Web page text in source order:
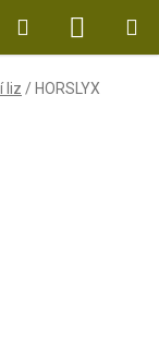
Hledat
KOŠÍK
liz / HORSLYX